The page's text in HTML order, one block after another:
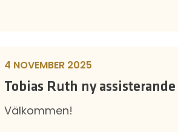
4 NOVEMBER 2025
Tobias Ruth ny
Välkommen!